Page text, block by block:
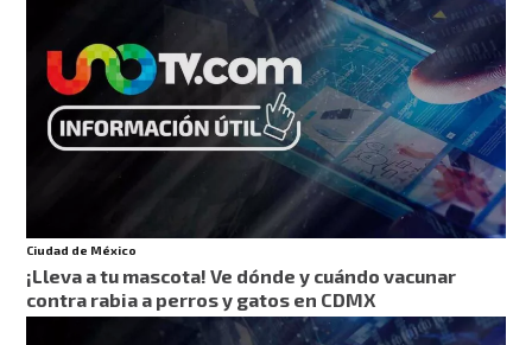
Ciudad de México
¡Lleva a tu mascota! Ve dónde y cuándo vacunar
contra rabia a perros y gatos en CDMX